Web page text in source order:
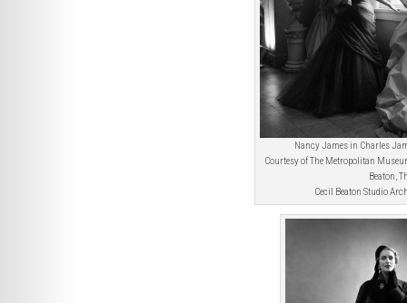
Nancy James in Charles
Courtesy of The Metropolitan
Beaton,
Cecil Beaton Studio